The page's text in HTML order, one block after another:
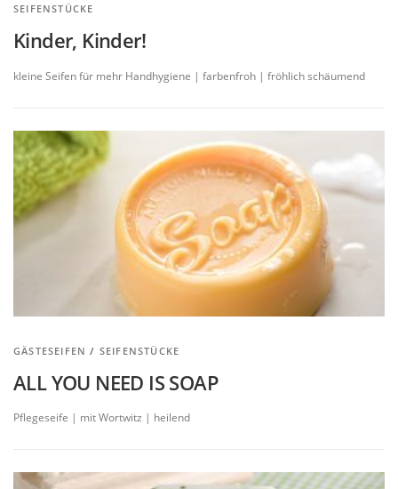
SEIFENSTÜCKE
Kinder, Kinder!
kleine Seifen für mehr Handhygiene | farbenfroh | fröhlich schäumend
GÄSTESEIFEN / SEIFENSTÜCKE
ALL YOU NEED IS SOAP
Pflegeseife | mit Wortwitz | heilend